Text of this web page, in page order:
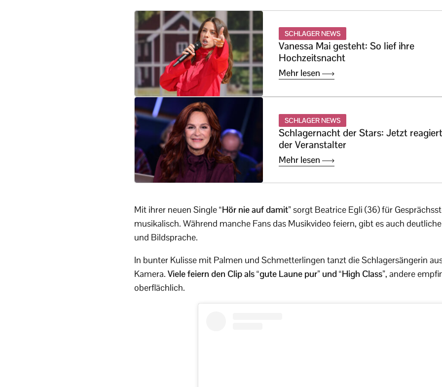
SCHLAGER NEWS
Vanessa Mai gesteht: So lief ihre
Hochzeitsnacht
Mehr lesen
SCHLAGER NEWS
Schlagernacht der Stars: Jetzt reagiert
der Veranstalter
Mehr lesen
Mit ihrer neuen Single“Hör nie auf damit”sorgt Beatrice Egli (36) für
musikalisch. Während manche Fans das Musikvideo feiern, gibt es auch
und Bildsprache.
In bunter Kulisse mit Palmen und Schmetterlingen tanzt die Schlagersängerin
Kamera. Viele feiern den Clip als “gute Laune pur” und “High Class”, andere
oberflächlich.